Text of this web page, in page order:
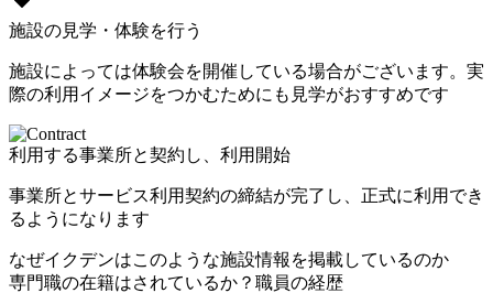
施設の見学・体験を行う
施設によっては体験会を開催している場合がございます。実
際の利用イメージをつかむためにも見学がおすすめです
利用する事業所と契約し、利用開始
事業所とサービス利用契約の締結が完了し、正式に利用でき
るようになります
なぜイクデンはこのような施設情報を掲載しているのか
専門職の在籍はされているか？職員の経歴